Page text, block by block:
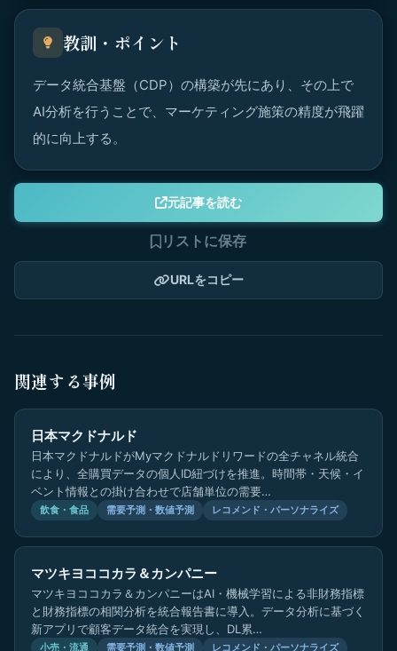
教訓・ポイント
データ統合基盤（CDP）の構築が先にあり、その上で
AI分析を行うことで、マーケティング施策の精度が飛躍
的に向上する。
元記事を読む
リストに保存
URLをコピー
関連する事例
日本マクドナルド
日本マクドナルドがMyマクドナルドリワードの全チャネル統合
により、全購買データの個人ID紐づけを推進。時間帯・天候・イ
ベント情報との掛け合わせで店舗単位の需要…
飲食・食品 需要予測・数値予測 レコメンド・パーソナライズ
マツキヨココカラ＆カンパニー
マツキヨココカラ＆カンパニーはAI・機械学習による非財務指標
と財務指標の相関分析を統合報告書に導入。データ分析に基づく
新アプリで顧客データ統合を実現し、DL累…
小売・流通 需要予測・数値予測 レコメンド・パーソナライズ